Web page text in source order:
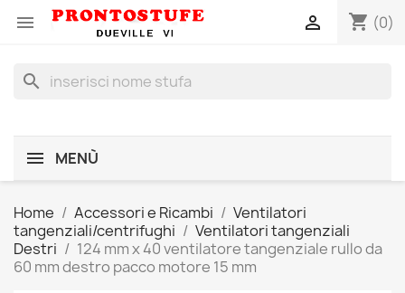
 shopping_cart (0)

search
MENÙ
Home Accessori e Ricambi
Ventilatori
tangenziali/centrifughi
Ventilatori tangenziali
Destri
124 mm x 40 ventilatore tangenziale rullo da
60 mm destro pacco motore 15 mm